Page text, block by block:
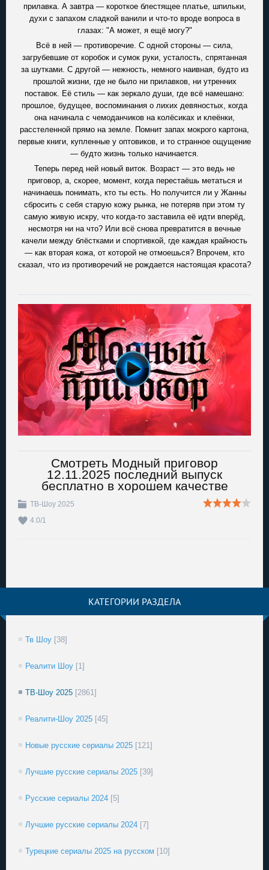
прилавка. А завтра — короткое блестящее платье, шпильки,
духи с запахом сладкой ванили и что-то вроде вопроса в
глазах: "А может, я ещё могу?"
Всё в ней — противоречие. С одной стороны — сила,
загрубевшие от коробок и сумок руки, усталость, спрятанная
за шутками. С другой — нежность, немного наивная, будто из
прошлой жизни, где не было ни прилавков, ни утренних
поставок. Её стиль — как зеркало души, где всё намешано:
прошлое, будущее, воспоминания о лихих девяностых, когда
она начинала с чемоданчиков на колёсиках и клеёнки,
расстеленной прямо на земле. Помнит запах мокрого картона,
первые книги, купленные у оптовиков, и то странное ощущение
— будто жизнь только начинается.
Теперь перед ней новый виток. Возраст — это ведь не
приговор, а, скорее, момент, когда перестаёшь метаться и
начинаешь понимать, кто ты есть. Но получится ли у Жанны
сбросить с себя старую кожу рынка, не потеряв при этом ту
самую живую искру, что когда-то заставила её идти вперёд,
несмотря ни на что? Или всё снова превратится в вечные
качели между блёстками и спортивкой, где каждая крайность
— как вторая кожа, от которой не отмоешься? Впрочем, кто
сказал, что из противоречий не рождается настоящая красота?
Смотреть Модный приговор
12.11.2025 последний выпуск
бесплатно в хорошем качестве
ТВ-Шоу 2025
4.0/1
КАТЕГОРИИ РАЗДЕЛА
Тв Шоу [38]
Реалити Шоу [1]
ТВ-Шоу 2025 [2861]
Реалити-Шоу 2025 [45]
Новые русские сериалы 2025 [121]
Лучшие русские сериалы 2025 [39]
Русские сериалы 2024 [5]
Лучшие русские сериалы 2024 [7]
Турецкие сериалы 2025 на русском [10]